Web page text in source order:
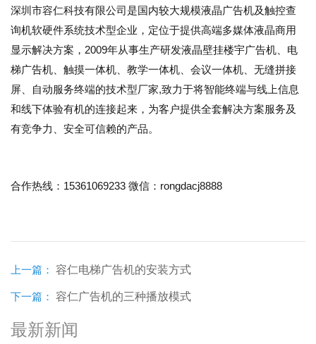
深圳市容仁科技有限公司是国内较大规模液晶广告机及触控查
询机软硬件系统技术型企业，定位于提供高端多媒体液晶商用
显示解决方案， 2009年从事生产研发液晶壁挂楼宇广告机、电
梯广告机、触摸一体机、教学一体机、会议一体机、无缝拼接
屏、自动服务终端的技术型厂家,致力于将智能终端与线上信息
和线下体验有机的连接起来，为客户提供全套解决方案服务及
有竞争力、安全可信赖的产品。
合作热线： 15361069233 微信： rongdacj8888
上一篇： 容仁电梯广告机的安装方式
下一篇： 容仁广告机的三种播放模式
最新新闻